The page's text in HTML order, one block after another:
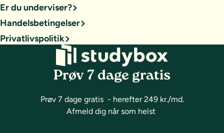
Er du underviser?
Handelsbetingelser
Privatlivspolitik
Prøv 7 dage gratis
Prøv 7 dage gratis - herefter 249 kr./md.
Afmeld dig når som helst